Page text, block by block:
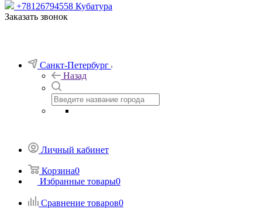
+78126794558 Кубатура
Заказать звонок
Санкт-Петербург
Назад
Личный кабинет
Корзина0
Избранные товары0
Сравнение товаров0